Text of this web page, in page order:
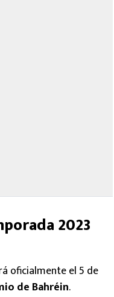
2023
oficialmente el 5 de
de Bahréin.